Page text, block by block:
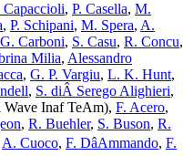
, P. Casella, M.
, P. Schipani, M. Spera, A.
G. Carboni, S. Casu, R. Concu,
Milia, Alessandro
, G. P. Vargiu, L. K. Hunt,
, S. diÂ Serego Alighieri,
Inaf TeAm), F. Acero,
, R. Buehler, S. Buson, R.
A. Cuoco, F. DâAmmando, F.